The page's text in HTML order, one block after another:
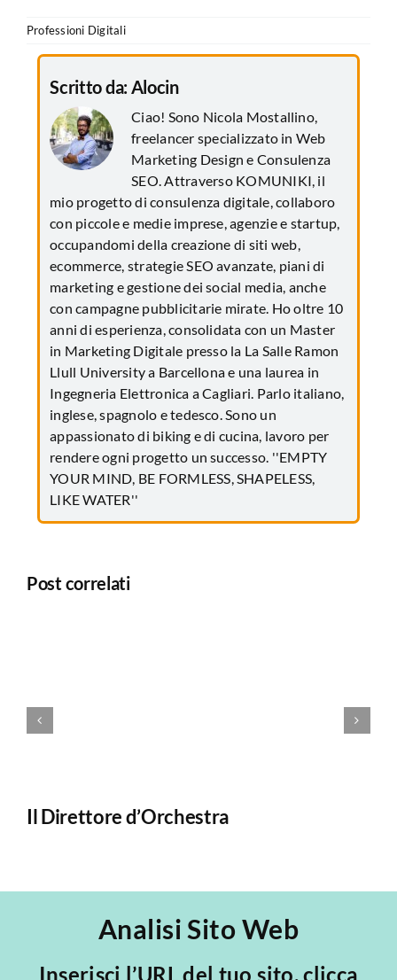
Professioni Digitali
Scritto da:Alocin
Ciao! Sono Nicola Mostallino,
freelancer specializzato in Web
Marketing Design e Consulenza
SEO. Attraverso KOMUNIKI, il
mio progetto di consulenza digitale, collaboro
con piccole e medie imprese, agenzie e startup,
occupandomi della creazione di siti web,
ecommerce, strategie SEO avanzate, piani di
marketing e gestione dei social media, anche
con campagne pubblicitarie mirate. Ho oltre 10
anni di esperienza, consolidata con un Master
in Marketing Digitale presso la La Salle Ramon
Llull University a Barcellona e una laurea in
Ingegneria Elettronica a Cagliari. Parlo italiano,
inglese, spagnolo e tedesco. Sono un
appassionato di biking e di cucina, lavoro per
rendere ogni progetto un successo. ''EMPTY
YOUR MIND, BE FORMLESS, SHAPELESS,
LIKE WATER''
Post correlati
Il Direttore d’Orchestra
Analisi Sito Web
Inserisci l’URL del tuo sito, clicca